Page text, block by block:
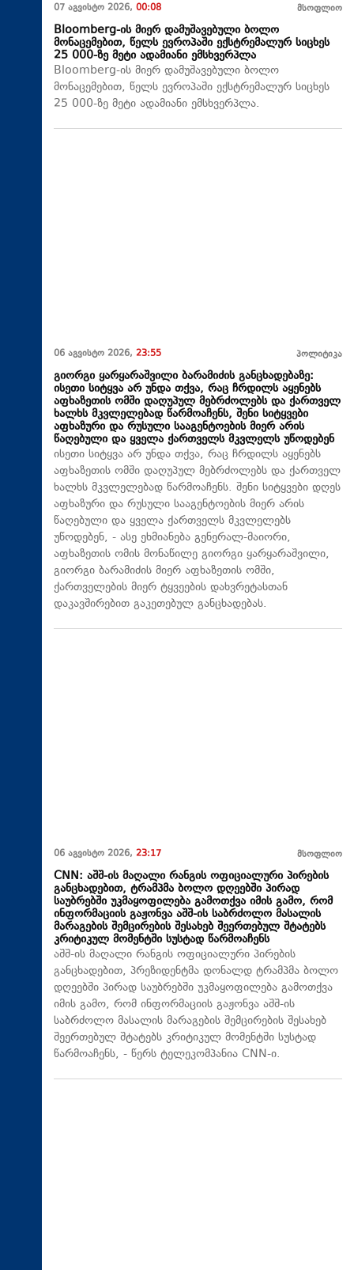
07 აგვისტო 2026, 00:08 მსოფლიო
Bloomberg-ის მიერ დამუშავებული ბოლო
მონაცემებით, წელს ევროპაში ექსტრემალურ სიცხეს
25 000-ზე მეტი ადამიანი ემსხვერპლა
Bloomberg-ის მიერ დამუშავებული ბოლო
მონაცემებით, წელს ევროპაში ექსტრემალურ სიცხეს
25 000-ზე მეტი ადამიანი ემსხვერპლა.
06 აგვისტო 2026, 23:55 პოლიტიკა
გიორგი ყარყარაშვილი ბარამიძის განცხადებაზე:
ისეთი სიტყვა არ უნდა თქვა, რაც ჩრდილს აყენებს
აფხაზეთის ომში დაღუპულ მებრძოლებს და ქართველ
ხალხს მკვლელებად წარმოაჩენს, შენი სიტყვები
აფხაზური და რუსული სააგენტოების მიერ არის
წაღებული და ყველა ქართველს მკვლელს უწოდებენ
ისეთი სიტყვა არ უნდა თქვა, რაც ჩრდილს აყენებს
აფხაზეთის ომში დაღუპულ მებრძოლებს და ქართველ
ხალხს მკვლელებად წარმოაჩენს. შენი სიტყვები დღეს
აფხაზური და რუსული სააგენტოების მიერ არის
წაღებული და ყველა ქართველს მკვლელებს
უწოდებენ, - ასე ეხმიანება გენერალ-მაიორი,
აფხაზეთის ომის მონაწილე გიორგი ყარყარაშვილი,
გიორგი ბარამიძის მიერ აფხაზეთის ომში,
ქართველების მიერ ტყვეების დახვრეტასთან
დაკავშირებით გაკეთებულ განცხადებას.
06 აგვისტო 2026, 23:17 მსოფლიო
CNN: აშშ-ის მაღალი რანგის ოფიციალური პირების
განცხადებით, ტრამპმა ბოლო დღეებში პირად
საუბრებში უკმაყოფილება გამოთქვა იმის გამო, რომ
ინფორმაციის გაჟონვა აშშ-ის საბრძოლო მასალის
მარაგების შემცირების შესახებ შეერთებულ შტატებს
კრიტიკულ მომენტში სუსტად წარმოაჩენს
აშშ-ის მაღალი რანგის ოფიციალური პირების
განცხადებით, პრეზიდენტმა დონალდ ტრამპმა ბოლო
დღეებში პირად საუბრებში უკმაყოფილება გამოთქვა
იმის გამო, რომ ინფორმაციის გაჟონვა აშშ-ის
საბრძოლო მასალის მარაგების შემცირების შესახებ
შეერთებულ შტატებს კრიტიკულ მომენტში სუსტად
წარმოაჩენს, - წერს ტელეკომპანია CNN-ი.